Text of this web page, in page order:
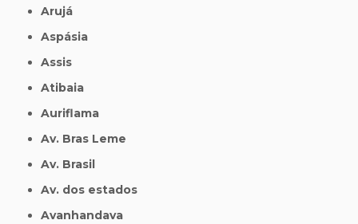
Arujá
Aspásia
Assis
Atibaia
Auriflama
Av. Bras Leme
Av. Brasil
Av. dos estados
Avanhandava